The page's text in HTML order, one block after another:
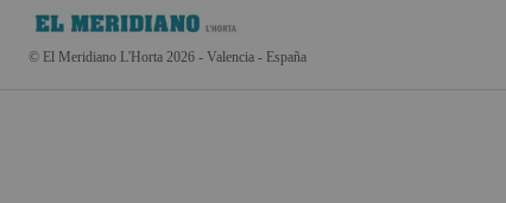
© El Meridiano L'Horta 2026 - Valencia - España